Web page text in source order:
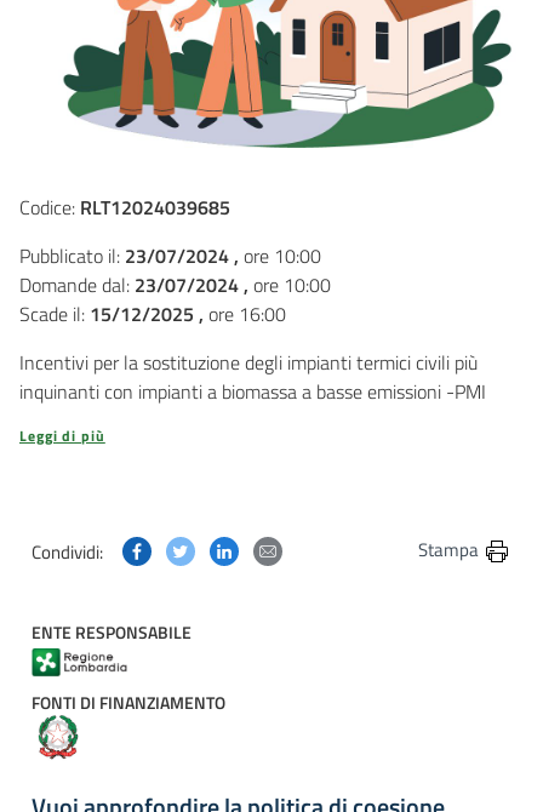
Codice: RLT12024039685
Pubblicato il: 23/07/2024 , ore 10:00
Domande dal: 23/07/2024 , ore 10:00
Scade il: 15/12/2025 , ore 16:00
Incentivi per la sostituzione degli impianti termici civili più
inquinanti con impianti a biomassa a basse emissioni -PMI
Leggi di più
Condividi: Condividi questa pagina su Facebook
Condividi questa pagina su Twitter
Condividi questa pagina su Linkedin
Condividi questa pagina via
Stampa
ENTE RESPONSABILE
FONTI DI FINANZIAMENTO